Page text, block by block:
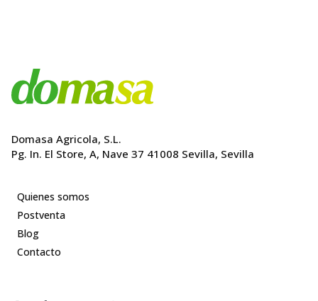
Domasa Agricola, S.L.
Pg. In. El Store, A, Nave 37 41008 Sevilla, Sevilla
Quienes somos
Postventa
Blog
Contacto